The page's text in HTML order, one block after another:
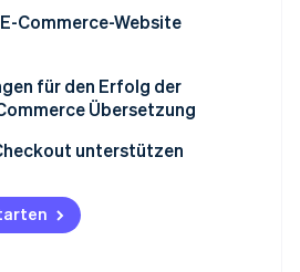
und
Unternehmenspraktiken
Commerce-Website
einstellen
Übersetzungsdienst
mit eigenen
nutzen
für den Erfolg der
Übersetzung
zu übersetzenden
unterstützen